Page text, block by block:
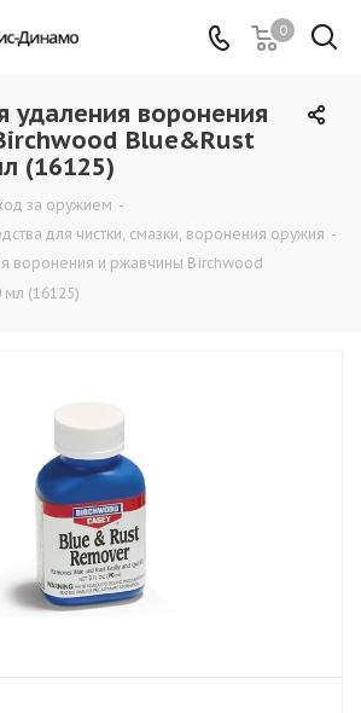
0
удаления воронения
Blue&Rust
(16125)
за оружием -
для чистки, смазки, воронения оружия -
воронения и ржавчины Birchwood
(16125)